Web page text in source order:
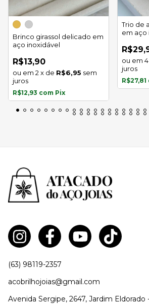
Brinco girassol delicado em
aço inoxidável
R$13,90
2 x de R$6,95 sem
juros
R$12,93 com Pix
Trio de
em aço
4
juros
R$27,81
(63) 98119-2357
acobrilhojoias@gmail.com
Avenida Sergipe, 2647, Jardim Eldorado